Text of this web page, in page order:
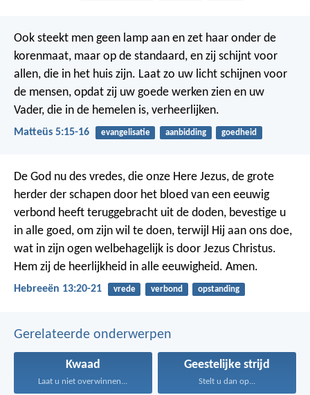
Ook steekt men geen lamp aan en zet haar onder de
korenmaat, maar op de standaard, en zij schijnt voor
allen, die in het huis zijn. Laat zo uw licht schijnen voor
de mensen, opdat zij uw goede werken zien en uw
Vader, die in de hemelen is, verheerlijken.
Matteüs 5:15-16 evangelisatie aanbidding goedheid
De God nu des vredes, die onze Here Jezus, de grote
herder der schapen door het bloed van een eeuwig
verbond heeft teruggebracht uit de doden, bevestige u
in alle goed, om zijn wil te doen, terwijl Hij aan ons doe,
wat in zijn ogen welbehagelijk is door Jezus Christus.
Hem zij de heerlijkheid in alle eeuwigheid. Amen.
Hebreeën 13:20-21 vrede verbond opstanding
Gerelateerde onderwerpen
Kwaad
Laat u niet overwinnen...
Geestelijke strijd
Stelt u dan op...